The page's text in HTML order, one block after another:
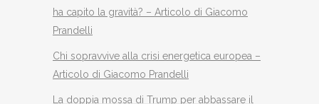
ha capito la gravità? – Articolo di Giacomo
Prandelli
Chi sopravvive alla crisi energetica europea –
Articolo di Giacomo Prandelli
La doppia mossa di Trump per abbassare il